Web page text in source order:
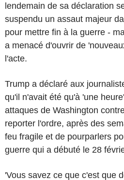
lendemain de sa déclaration
suspendu un assaut majeur
pour mettre fin à la guerre -
a menacé d'ouvrir de
l'acte.
Trump a déclaré aux
qu'il n'avait été qu'à 'une
attaques de Washington
reporter l'ordre, après des
feu fragile et de pourparlers
guerre qui a débuté le 28
'Vous savez ce que c'est que